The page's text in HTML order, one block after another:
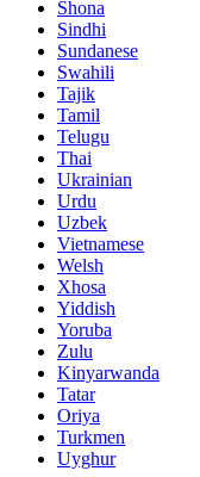
Shona
Sindhi
Sundanese
Swahili
Tajik
Tamil
Telugu
Thai
Ukrainian
Urdu
Uzbek
Vietnamese
Welsh
Xhosa
Yiddish
Yoruba
Zulu
Kinyarwanda
Tatar
Oriya
Turkmen
Uyghur